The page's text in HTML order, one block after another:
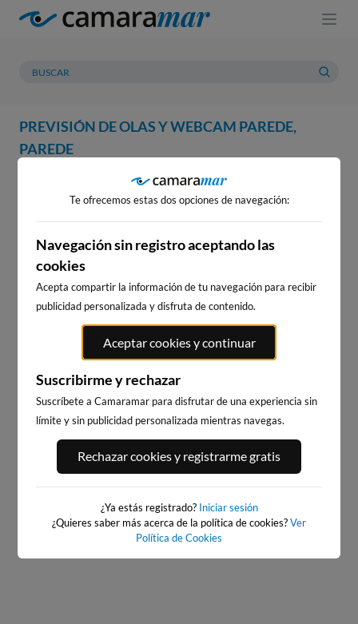
PREVISIÓN DE OLAS Y WEBCAM PAREDE,
PAREDE
PREVISIÓN METEOROLOGÍA
WEBCAM PAREDE, PAREDE
WEBCAMS CERCANAS
383km · Baiona
BAIONA_SANTA_MARTA
383km · Baiona
0.0 m CHOPI
Te ofrecemos estas dos opciones de navegación:
Navegación sin registro aceptando las
cookies
Acepta compartir la información de tu navegación para recibir
publicidad personalizada y disfruta de contenido.
Aceptar cookies y continuar
Suscribirme y rechazar
Suscríbete a Camaramar para disfrutar de una experiencia sin
límite y sin publicidad personalizada mientras navegas.
Rechazar cookies y registrarme gratis
¿Ya estás registrado? Iniciar sesión
¿Quieres saber más acerca de la política de cookies?Ver
Política de Cookies